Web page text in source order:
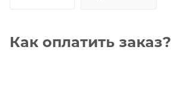
Как оплатить заказ?